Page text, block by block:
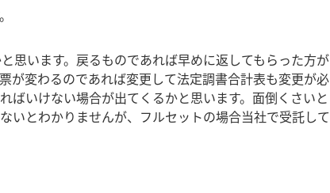
思います。戻るものであれば早めに返してもらった方が
が変わるのであれば変更して法定調書合計表も変更が必
ばいけない場合が出てくるかと思います。面倒くさいと
いとわかりませんが、フルセットの場合当社で受託して